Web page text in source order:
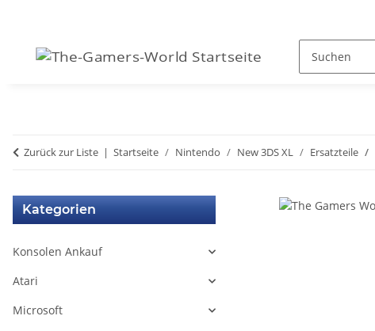
Zurück zur Liste Startseite Nintendo New 3DS XL Ersatzteile
Kategorien
Konsolen Ankauf
Atari
Microsoft